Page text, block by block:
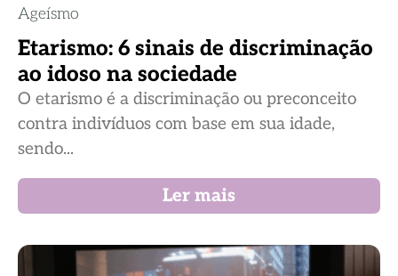
Ageísmo
Etarismo: 6 sinais de discriminação
ao idoso na sociedade
O etarismo é a discriminação ou preconceito
contra indivíduos com base em sua idade,
sendo...
Ler mais